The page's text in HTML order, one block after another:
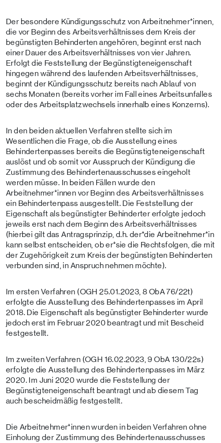
Der besondere Kündigungsschutz von Arbeitnehmer*innen,
die vor Beginn des Arbeitsverhältnisses dem Kreis der
begünstigten Behinderten angehören, beginnt erst nach
einer Dauer des Arbeitsverhältnisses von vier Jahren.
Erfolgt die Feststellung der Begünstigteneigenschaft
hingegen während des laufenden Arbeitsverhältnisses,
beginnt der Kündigungsschutz bereits nach Ablauf von
sechs Monaten (bereits vorher im Fall eines Arbeitsunfalles
oder des Arbeitsplatzwechsels innerhalb eines Konzerns).
In den beiden aktuellen Verfahren stellte sich im
Wesentlichen die Frage, ob die Ausstellung eines
Behindertenpasses bereits die Begünstigteneigenschaft
auslöst und ob somit vor Ausspruch der Kündigung die
Zustimmung des Behindertenausschusses eingeholt
werden müsse. In beiden Fällen wurde den
Arbeitnehmer*innen vor Beginn des Arbeitsverhältnisses
ein Behindertenpass ausgestellt. Die Feststellung der
Eigenschaft als begünstigter Behinderter erfolgte jedoch
jeweils erst nach dem Beginn des Arbeitsverhältnisses
(hierbei gilt das Antragsprinzip, d.h. der*die Arbeitnehmer*in
kann selbst entscheiden, ob er*sie die Rechtsfolgen, die mit
der Zugehörigkeit zum Kreis der begünstigten Behinderten
verbunden sind, in Anspruch nehmen möchte).
Im ersten Verfahren (OGH 25.01.2023, 8 ObA 76/22t)
erfolgte die Ausstellung des Behindertenpasses im April
2018. Die Eigenschaft als begünstigter Behinderter wurde
jedoch erst im Februar 2020 beantragt und mit Bescheid
festgestellt.
Im zweiten Verfahren (OGH 16.02.2023, 9 ObA 130/22s)
erfolgte die Ausstellung des Behindertenpasses im März
2020. Im Juni 2020 wurde die Feststellung der
Begünstigteneigenschaft beantragt und ab diesem Tag
auch bescheidmäßig festgestellt.
Die Arbeitnehmer*innen wurden in beiden Verfahren ohne
Einholung der Zustimmung des Behindertenausschusses